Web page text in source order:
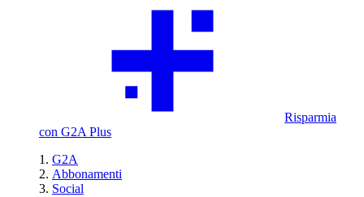
Risparmia
con G2A Plus
G2A
Abbonamenti
Social